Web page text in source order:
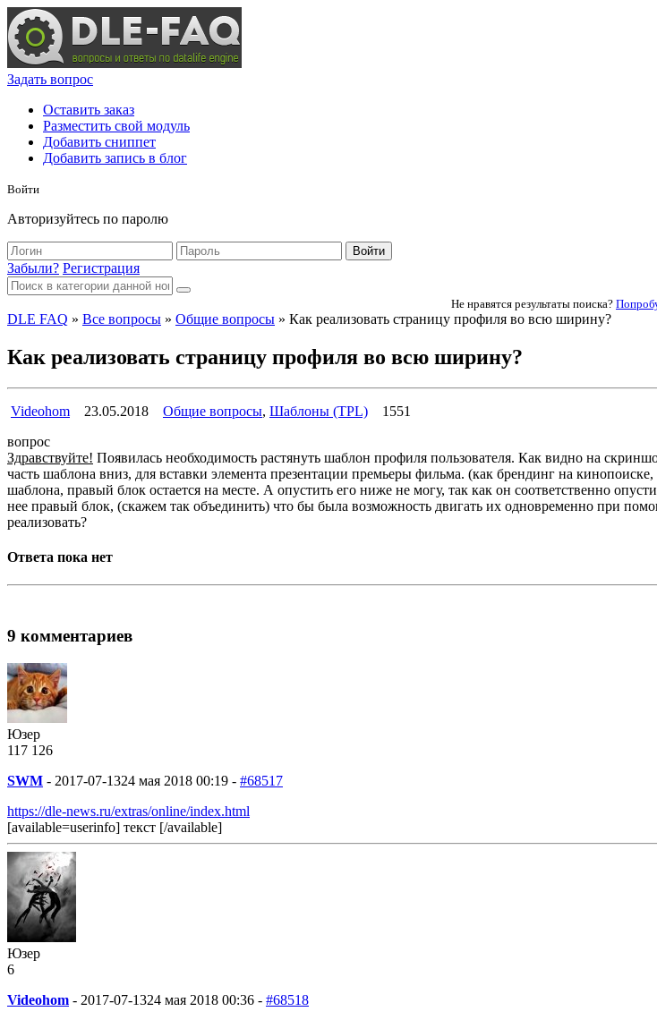
Задать вопрос
Оставить заказ
Разместить свой модуль
Добавить сниппет
Добавить запись в блог
Войти
Авторизуйтесь по паролю
Войти
Забыли? Регистрация
Не нравятся результаты поиска?
DLE FAQ » Все вопросы » Общие вопросы » Как реализовать страницу профиля во всю ширину?
Как реализовать страницу профиля во всю ширину?
Videohom 23.05.2018 Общие вопросы, Шаблоны (TPL)
1551
вопрос
Здравствуйте! Появилась необходимость растянуть шаблон профиля пользователя. Как видно на
часть шаблона вниз, для вставки элемента презентации премьеры фильма. (как брендинг на
шаблона, правый блок остается на месте. А опустить его ниже не могу, так как он соответственно
нее правый блок, (скажем так объединить) что бы была возможность двигать их одновременно при
реализовать?
Ответа пока нет
9 комментариев
Юзер
117 1 26
SWM - 2017-07-1324 мая 2018 00:19 - #68517
https://dle-news.ru/extras/online/index.html
[available=userinfo] текст [/available]
Юзер
6
Videohom - 2017-07-1324 мая 2018 00:36 - #68518